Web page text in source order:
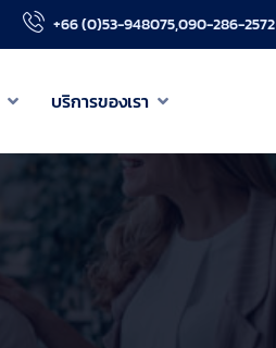
+66 (0)53-948075,090-286-2572
บริการของเรา